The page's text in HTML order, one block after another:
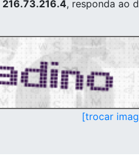
216.73.216.4, responda ao
[trocar